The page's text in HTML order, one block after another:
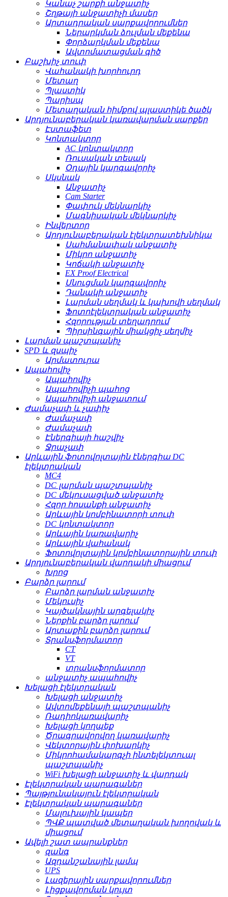
Կանաչ շարքի անջատիչ
Շղթայի անջատիչի մասեր
Արտադրական սարքավորումներ
Ներարկման ձուլման մեքենա
Փորձարկման մեքենա
Ավտոմատացման գիծ
Բաշխիչ տուփ
Վահանակի խորհուրդ
Մետաղ
Պլաստիկ
Պարիսպ
Մետաղական հիմքով պլաստիկե ծածկ
Արդյունաբերական կառավարման սարքեր
Էստաֆետ
Կոնտակտոր
AC կոնտակտոր
Ռուսական տեսակ
Օդային կարգավորիչ
Սկսնակ
Անջատիչ
Cam Starter
Փափուկ մեկնարկիչ
Մագնիսական մեկնարկիչ
Ինվերտոր
Արդյունաբերական էլեկտրատեխնիկա
Սահմանափակ անջատիչ
Միկրո անջատիչ
Կոճակի անջատիչ
EX Proof Electrical
Սնուցման կարգավորիչ
Դանակի անջատիչ
Լարման սեղմակ և կախովի սեղմակ
Ֆոտոէլեկտրական անջատիչ
Հզորության տեղադրում
Պիրսինգային միակցիչ սեղմիչ
Լարման պաշտպանիչ
SPD և զսպիչ
Արմատուրա
Ապահովիչ
Ապահովիչ
Ապահովիչի պահոց
Ապահովիչի անջատում
Ժամաչափ և չափիչ
Ժամաչափ
Ժամաչափ
Էներգիայի հաշվիչ
Ջրաչափ
Արևային ֆոտովոլտային էներգիա DC
էլեկտրական
MC4
DC լարման պաշտպանիչ
DC մեկուսացված անջատիչ
Հզոր հոսանքի անջատիչ
Արևային կոմբինատորի տուփ
DC կոնտակտոր
Արևային կառավարիչ
Արևային վահանակ
Ֆոտովոլտային կոմբինատորային տուփ
Արդյունաբերական վարդակի միացում
Խրոց
Բարձր լարում
Բարձր լարման անջատիչ
Մեկուսիչ
Կայծակնային արգելակիչ
Ներքին բարձր լարում
Արտաքին բարձր լարում
Տրանսֆորմատոր
CT
VT
տրանսֆորմատոր
անջատիչ ապահովիչ
Խելացի էլեկտրական
Խելացի անջատիչ
Ավտոմեքենայի պաշտպանիչ
Ռադիոկառավարիչ
Խելացի կողպեք
Ծրագրավորվող կառավարիչ
Վեկտորային փոխարկիչ
Միկրոհամակարգչի ինտելեկտուալ
պաշտպանիչ
WiFi խելացի անջատիչ և վարդակ
Էլեկտրական պարագաներ
Պայթյունակայուն էլեկտրական
Էլեկտրական պարագաներ
Մալուխային կապեր
ՊՎՔ պատված մետաղական խողովակ և
միացում
Ավելի շատ ապրանքներ
զանգ
Ազդանշանային լամպ
UPS
Լազերային սարքավորումներ
Լիցքավորման կույտ